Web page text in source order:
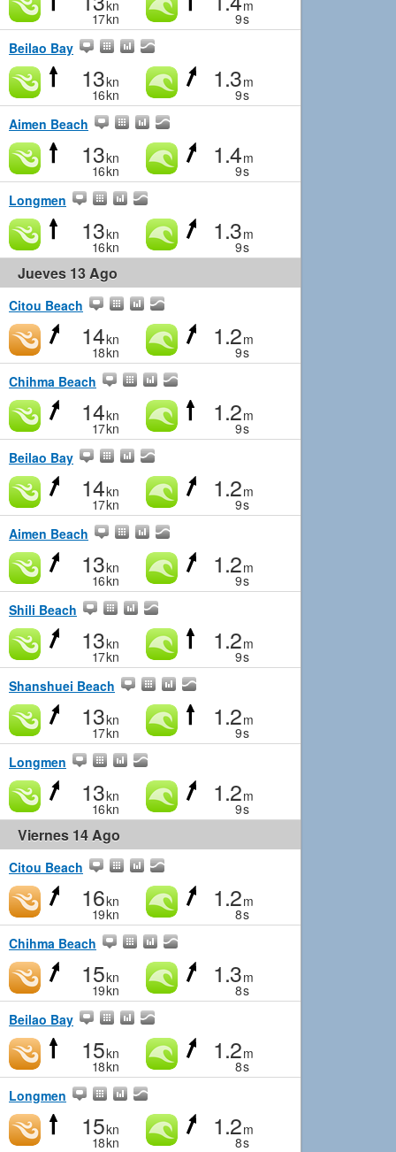
kn
17kn
m
9s
Beilao Bay
13kn
16kn
1.3m
9s
Aimen Beach
13kn
16kn
1.4m
9s
Longmen
13kn
16kn
1.3m
9s
Jueves 13 Ago
Citou Beach
14kn
18kn
1.2m
9s
Chihma Beach
14kn
17kn
1.2m
9s
Beilao Bay
14kn
17kn
1.2m
9s
Aimen Beach
13kn
16kn
1.2m
9s
Shili Beach
13kn
17kn
1.2m
9s
Shanshuei Beach
13kn
17kn
1.2m
9s
Longmen
13kn
16kn
1.2m
9s
Viernes 14 Ago
Citou Beach
16kn
19kn
1.2m
8s
Chihma Beach
15kn
19kn
1.3m
8s
Beilao Bay
15kn
18kn
1.2m
8s
Longmen
15kn
18kn
1.2m
8s